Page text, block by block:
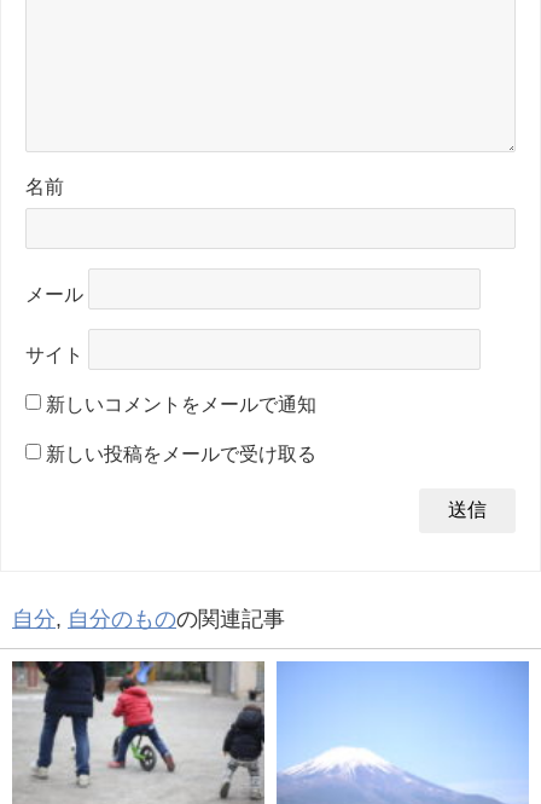
名前
メール
サイト
新しいコメントをメールで通知
新しい投稿をメールで受け取る
自分, 自分のものの関連記事